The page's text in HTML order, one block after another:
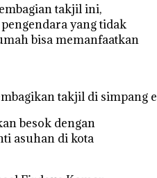
takjil ini,
yang tidak
bisa memanfaatkan
takjil di simpang
besok dengan
asuhan di kota